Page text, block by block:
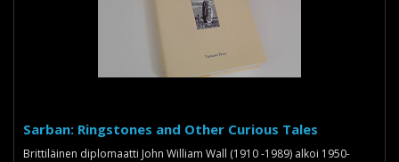
Sarban: Ringstones and Other Curious Tales
Brittiläinen diplomaatti John William Wall (1910 -1989) alkoi 1950-